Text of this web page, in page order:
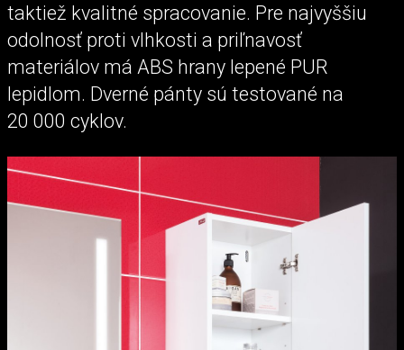
taktiež kvalitné spracovanie. Pre najvyššiu
odolnosť proti vlhkosti a priľnavosť
materiálov má ABS hrany lepené PUR
lepidlom. Dverné pánty sú testované na
20 000 cyklov.